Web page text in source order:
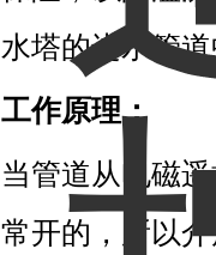
水塔的进水管
工作原理：
当管道从电磁
常开的，所以